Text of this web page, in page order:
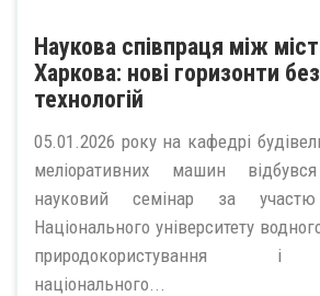
Наукова співпраця між
Харкова: нові горизонти
технологій
05.01.2026 року на кафедрі
меліоративних машин
науковий семінар за участю
Національного університету
природокористування і
національного...